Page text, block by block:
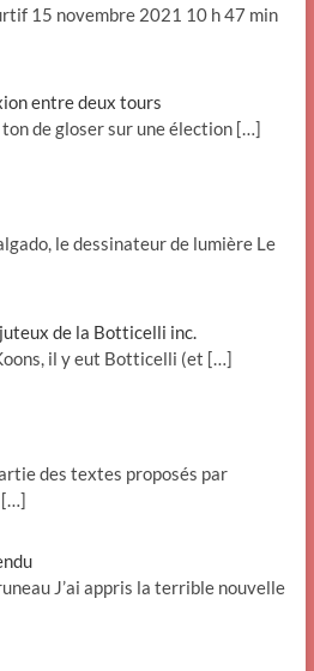
15 novembre 2021 10 h 47 min
entre deux tours
de gloser sur une élection […]
le dessinateur de lumière Le
de la Botticelli inc.
il y eut Botticelli (et […]
des textes proposés par
[…]
J’ai appris la terrible nouvelle